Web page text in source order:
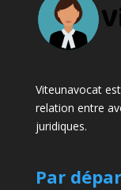
Viteunavocat
relation entre
juridiques.
Par